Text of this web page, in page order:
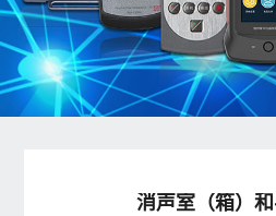
消声室（箱）